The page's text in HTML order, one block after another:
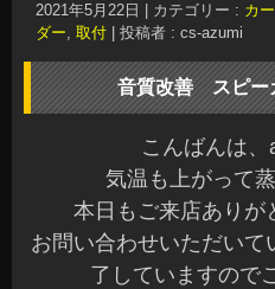
2021年5月22日 カテゴリー : カ
ダー, 取付 投稿者 : cs-azumi
音質改善 スピー
こんばんは
気温も上がって
本日もご来店あり
お問い合わせいただい
了していますので